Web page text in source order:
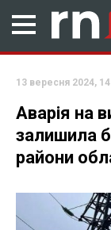
13 вересня 2024,
Аварія на
залишила
райони